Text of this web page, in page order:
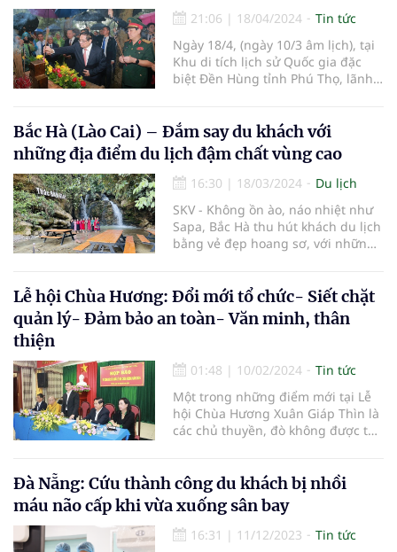
21:06 | 18/04/2024
Tin tức
Ngày 18/4, (ngày 10/3 âm lịch), tại
Khu di tích lịch sử Quốc gia đặc
biệt Đền Hùng tỉnh Phú Thọ, lãnh
dựng và bảo vệ đất nước của các vị
vua Hùng.
Bắc Hà (Lào Cai) – Đắm say du khách với
những địa điểm du lịch đậm chất vùng cao
16:30 | 18/03/2024
Du lịch
SKV - Không ồn ào, náo nhiệt như
Sapa, Bắc Hà thu hút khách du lịch
bằng vẻ đẹp hoang sơ, với những
nhiều địa điểm tham quan tuyệt
đẹp và nồng đượm tình cảm của
bà con dân tộc đồng bào thân
Lễ hội Chùa Hương: Đổi mới tổ chức- Siết chặt
quản lý- Đảm bảo an toàn- Văn minh, thân
thiện
01:48 | 10/02/2024
Tin tức
Một trong những điểm mới tại Lễ
hội Chùa Hương Xuân Giáp Thìn là
các chủ thuyền, đò không được tự
dịch vụ nhằm chấm dứt tình trạng
chèo kéo, vòi thêm tiền từ du
khách...
Đà Nẵng: Cứu thành công du khách bị nhồi
máu não cấp khi vừa xuống sân bay
16:31 | 11/12/2023
Tin tức